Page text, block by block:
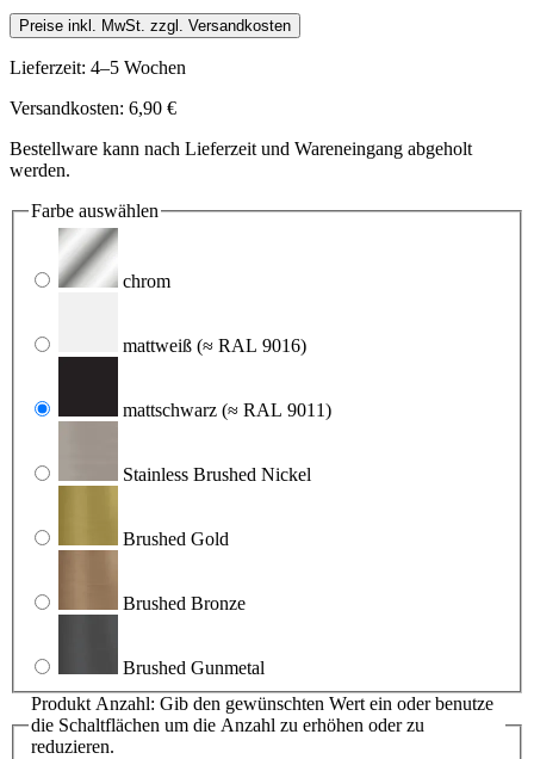
Preise inkl. MwSt. zzgl. Versandkosten
Lieferzeit: 4–5 Wochen
Versandkosten: 6,90 €
Bestellware kann nach Lieferzeit und Wareneingang abgeholt
werden.
Farbe auswählen
chrom
mattweiß (≈ RAL 9016)
mattschwarz (≈ RAL 9011)
Stainless Brushed Nickel
Brushed Gold
Brushed Bronze
Brushed Gunmetal
Produkt Anzahl: Gib den gewünschten Wert ein oder benutze
die Schaltflächen um die Anzahl zu erhöhen oder zu
reduzieren.